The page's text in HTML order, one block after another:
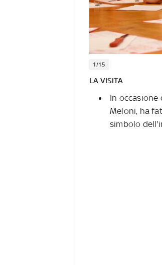
1/15
LA VISITA
In occasione
Meloni, ha
simbolo